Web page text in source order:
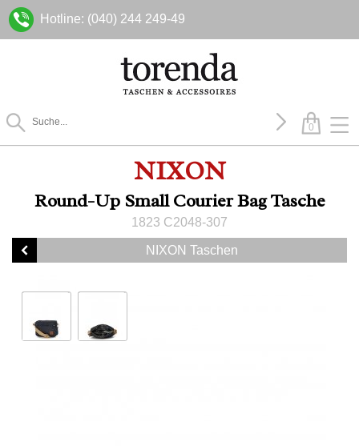
Hotline: (040) 244 249-49
0
NIXON
Round-Up Small Courier Bag Tasche
1823 C2048-307
NIXON Taschen